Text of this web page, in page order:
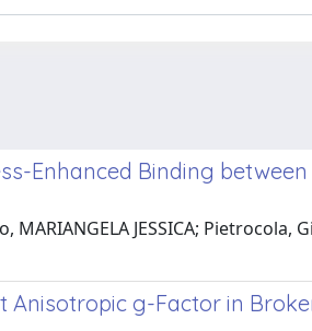
Enhanced Binding
JESSICA; Pietrocola,
g-Factor in